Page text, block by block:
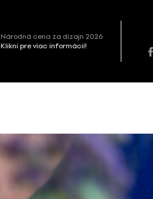
Národná cena za dizajn 2026
Klikni pre viac informácií!